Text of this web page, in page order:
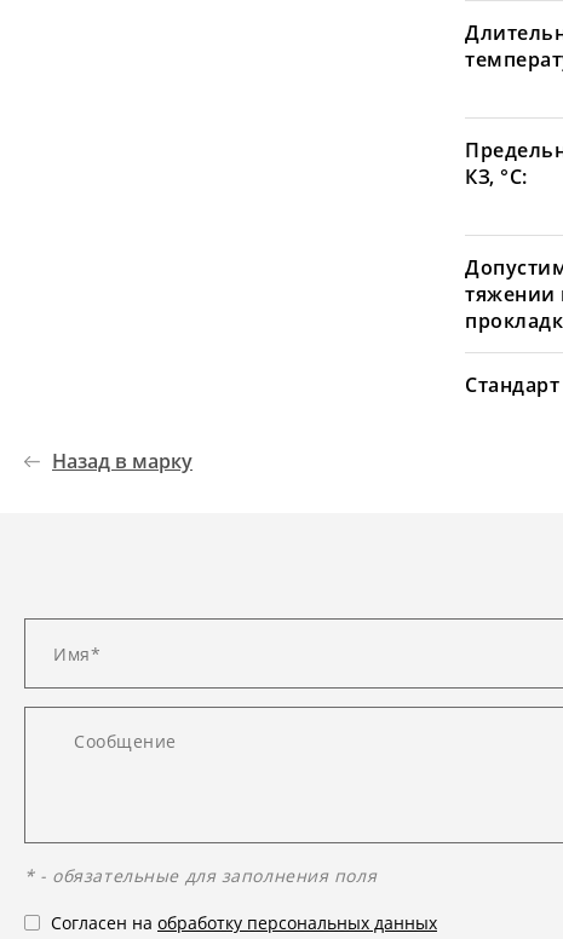
КЗ, °С:
тяжении
Назад в марку
* - обязательные для заполнения поля
Согласен на обработку персональных данных